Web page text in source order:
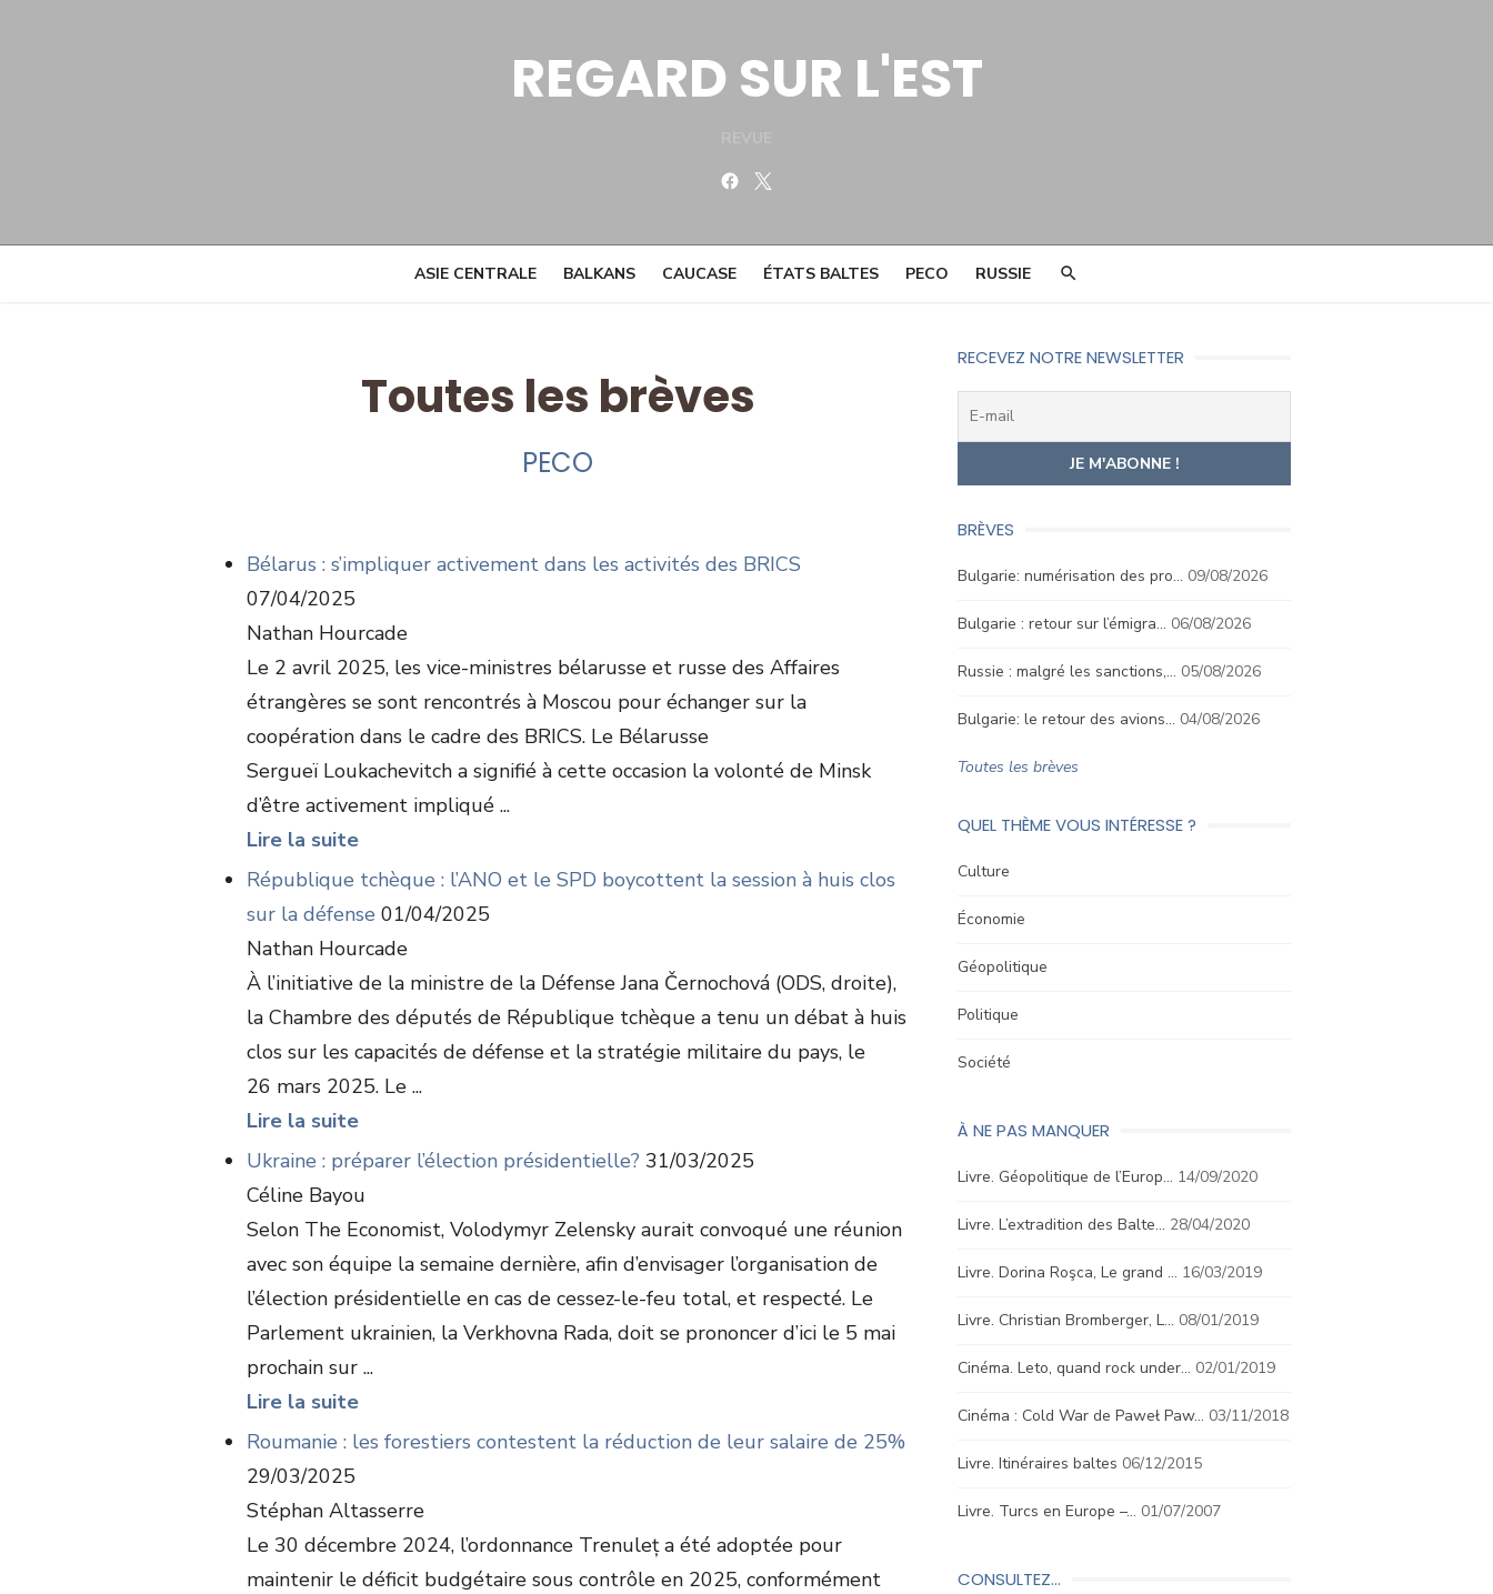
REGARD SUR L'EST
Facebook
ASIE CENTRALE BALKANS CAUCASE ÉTATS BALTES PECO RUSSIE
Toutes les brèves
PECO
Bélarus : s’impliquer activement dans les activités des BRICS
07/04/2025
Nathan Hourcade
Le 2 avril 2025, les vice-ministres bélarusse et russe des Affaires
étrangères se sont rencontrés à Moscou pour échanger sur la
coopération dans le cadre des BRICS. Le Bélarusse
Sergueï Loukachevitch a signifié à cette occasion la volonté de Minsk
d’être activement impliqué ...
Lire la suite
République tchèque : l’ANO et le SPD boycottent la session à huis clos
sur la défense 01/04/2025
Nathan Hourcade
À l’initiative de la ministre de la Défense Jana Černochová (ODS, droite),
la Chambre des députés de République tchèque a tenu un débat à huis
clos sur les capacités de défense et la stratégie militaire du pays, le
26 mars 2025. Le ...
Lire la suite
Ukraine : préparer l’élection présidentielle? 31/03/2025
Céline Bayou
Selon The Economist, Volodymyr Zelensky aurait convoqué une réunion
avec son équipe la semaine dernière, afin d’envisager l’organisation de
l’élection présidentielle en cas de cessez-le-feu total, et respecté. Le
Parlement ukrainien, la Verkhovna Rada, doit se prononcer d’ici le 5 mai
prochain sur ...
Lire la suite
Roumanie : les forestiers contestent la réduction de leur salaire de 25%
29/03/2025
Stéphan Altasserre
Le 30 décembre 2024, l’ordonnance Trenuleț a été adoptée pour
maintenir le déficit budgétaire sous contrôle en 2025, conformément
RECEVEZ NOTRE NEWSLETTER
BRÈVES
Bulgarie: numérisation des pro… 09/08/2026
Bulgarie : retour sur l’émigra… 06/08/2026
Russie : malgré les sanctions,… 05/08/2026
Bulgarie: le retour des avions… 04/08/2026
Toutes les brèves
QUEL THÈME VOUS INTÉRESSE ?
Culture
Économie
Géopolitique
Politique
Société
À NE PAS MANQUER
Livre. Géopolitique de l’Europ… 14/09/2020
Livre. L’extradition des Balte… 28/04/2020
Livre. Dorina Roşca, Le grand … 16/03/2019
Livre. Christian Bromberger, L… 08/01/2019
Cinéma. Leto, quand rock under… 02/01/2019
Cinéma : Cold War de Paweł Paw… 03/11/2018
Livre. Itinéraires baltes 06/12/2015
Livre. Turcs en Europe –… 01/07/2007
CONSULTEZ…